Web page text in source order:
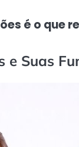
é o que
e Suas